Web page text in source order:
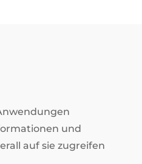
und
auf sie zugreifen